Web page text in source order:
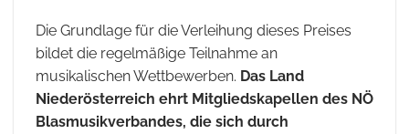
Die Grundlage für die Verleihung dieses Preises
bildet die regelmäßige Teilnahme an
musikalischen Wettbewerben. Das Land
Niederösterreich ehrt Mitgliedskapellen des NÖ
Blasmusikverbandes, die sich durch